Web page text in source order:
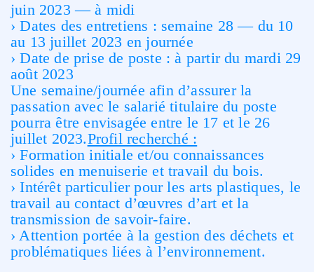
juin 2023 — à midi
› Dates des entretiens : semaine 28 — du 10
au 13 juillet 2023 en journée
› Date de prise de poste : à partir du mardi 29
août 2023
Une semaine/journée afin d’assurer la
passation avec le salarié titulaire du poste
pourra être envisagée entre le 17 et le 26
juillet 2023.Profil recherché :
› Formation initiale et/ou connaissances
solides en menuiserie et travail du bois.
› Intérêt particulier pour les arts plastiques, le
travail au contact d’œuvres d’art et la
transmission de savoir-faire.
› Attention portée à la gestion des déchets et
problématiques liées à l’environnement.